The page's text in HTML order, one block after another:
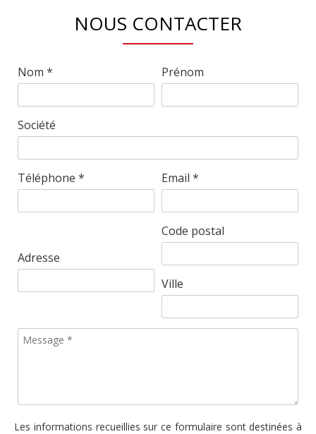
NOUS CONTACTER
Nom * Prénom
Société
Téléphone * Email *
Adresse
Code postal
Ville
Les informations recueillies sur ce formulaire sont destinées à